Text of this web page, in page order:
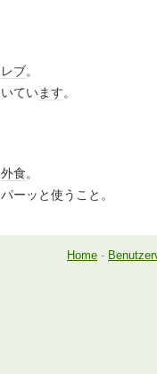
ブ。
ています。
外食。
ーッと使うこと。
Home -